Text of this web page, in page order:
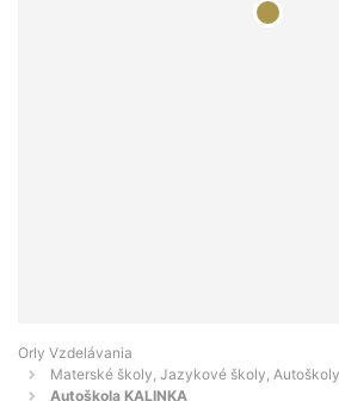
Orly Vzdelávania
Materské školy, Jazykové školy,
Autoškola KALINKA